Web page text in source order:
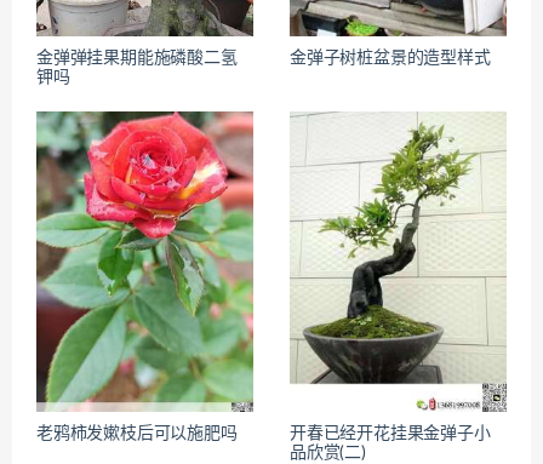
金弹弹挂果期能施磷酸二氢
钾吗
金弹子树桩盆景的造型样式
老鸦柿发嫰枝后可以施肥吗
开春已经开花挂果金弹子小
品欣赏(二)